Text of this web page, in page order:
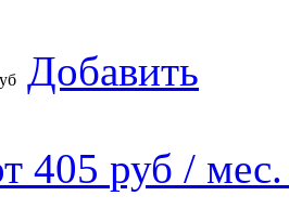
Добавить
405 руб /